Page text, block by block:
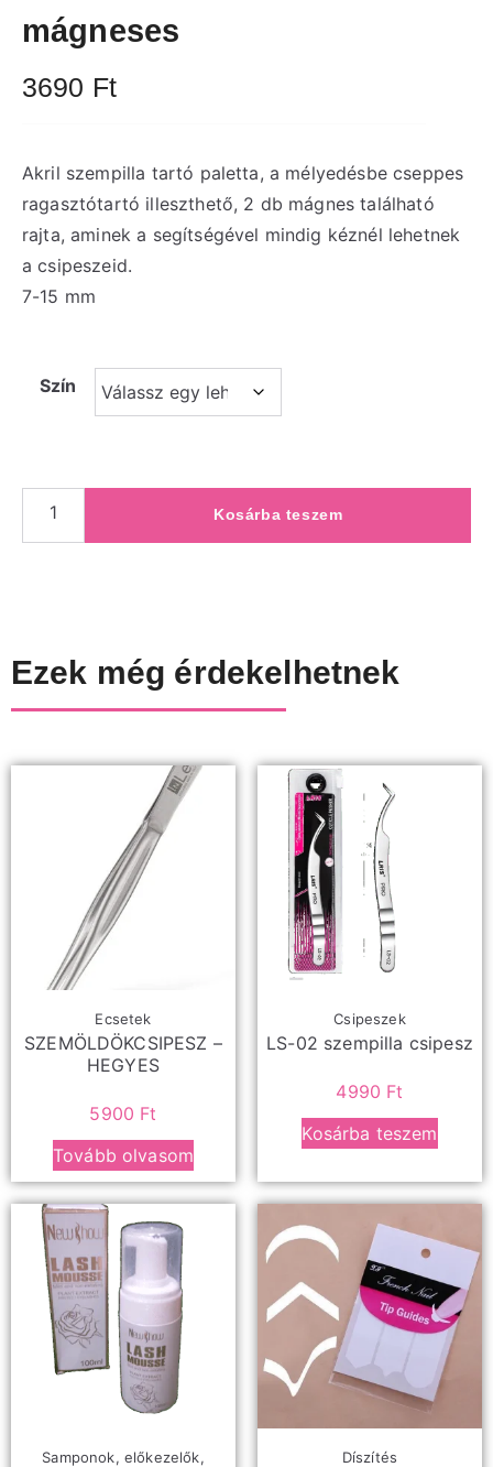
mágneses
3690 Ft
Akril szempilla tartó paletta, a mélyedésbe cseppes
ragasztótartó illeszthető, 2 db mágnes található
rajta, aminek a segítségével mindig kéznél lehetnek
a csipeszeid.
7-15 mm
Szín
Kosárba teszem
Ezek még érdekelhetnek
Ecsetek
SZEMÖLDÖKCSIPESZ –
HEGYES
5900 Ft
Tovább olvasom
Csipeszek
LS-02 szempilla csipesz
4990 Ft
Kosárba teszem
Samponok, előkezelők,
Díszítés